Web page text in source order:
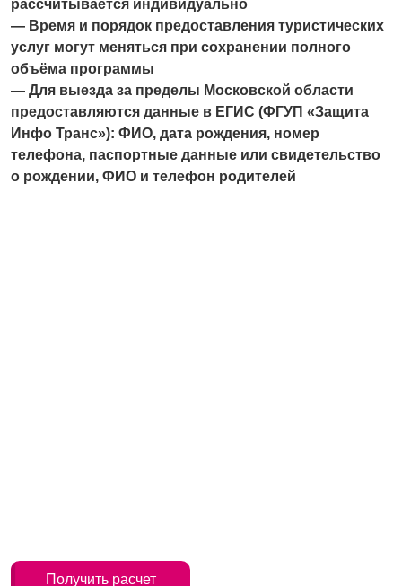
рассчитывается индивидуально
— Время и порядок предоставления туристических
услуг могут меняться при сохранении полного
объёма программы
— Для выезда за пределы Московской области
предоставляются данные в ЕГИС (ФГУП «Защита
Инфо Транс»): ФИО, дата рождения, номер
телефона, паспортные данные или свидетельство
о рождении, ФИО и телефон родителей
Получить расчет